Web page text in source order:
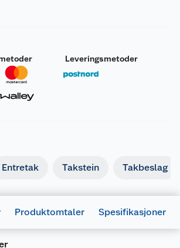
Leveringsmetoder
Entretak Takstein Takbeslag
Produktomtaler Spesifikasjoner